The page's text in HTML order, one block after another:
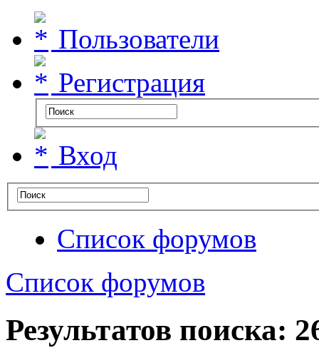
Пользователи
Регистрация
Вход
Список форумов
Список форумов
Результатов поиска: